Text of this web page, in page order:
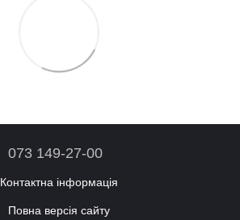
073 149-27-00
Контактна інформація
Повна версія сайту